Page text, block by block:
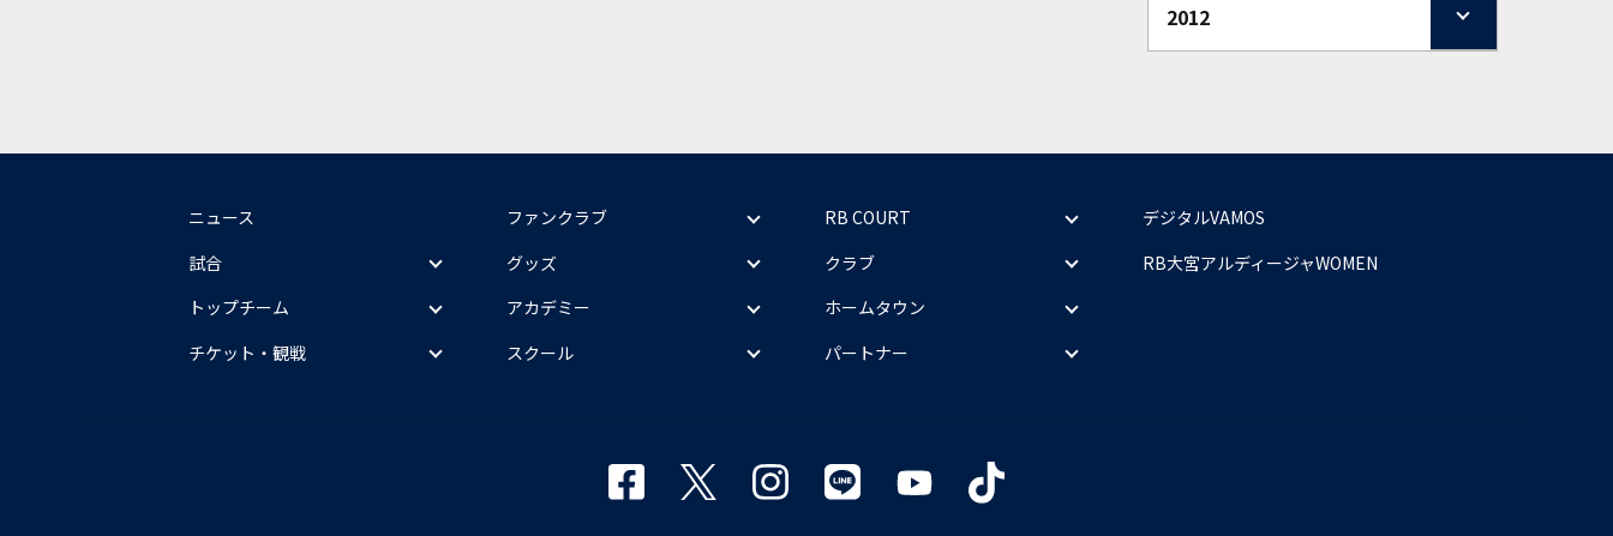
2012
ニュース
試合
トップチーム
チケット・観戦
ファンクラブ
グッズ
アカデミー
スクール
RB COURT
クラブ
ホームタウン
パートナー
デジタルVAMOS
RB大宮アルディージャWOMEN